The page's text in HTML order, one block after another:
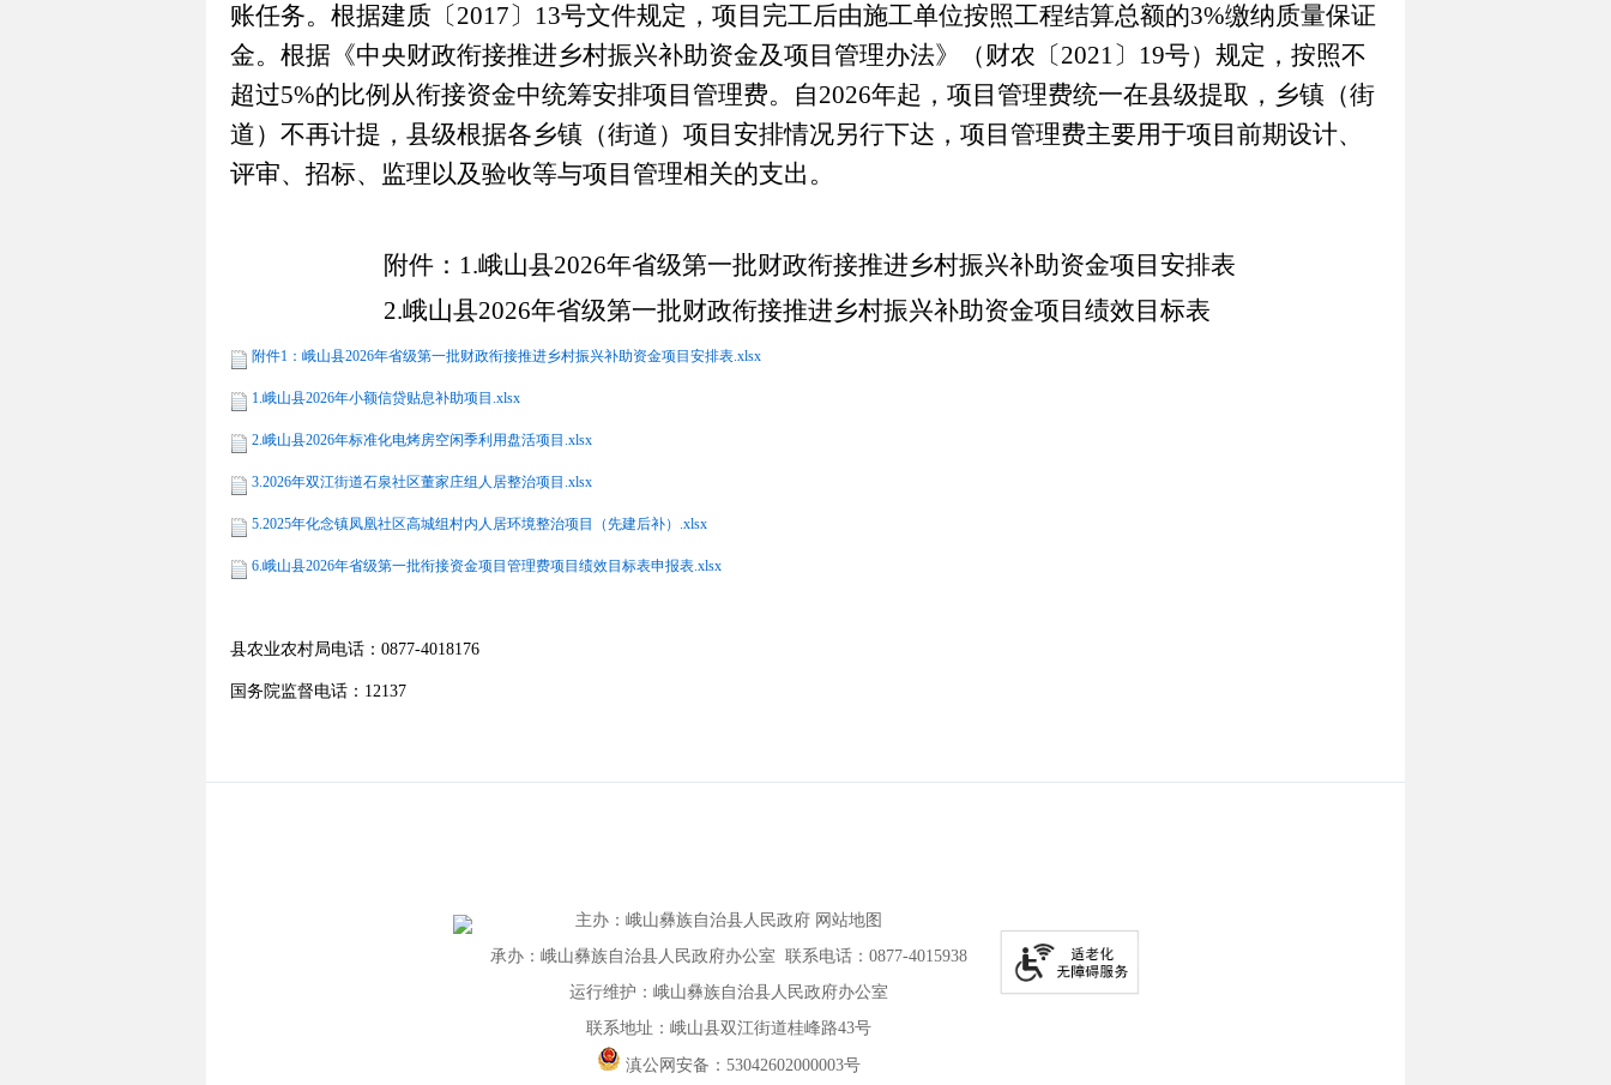
账任务。根据建质〔2017〕 13号文件规定，项目完工后由施工单位按照工程结算总额的3%缴纳质量保证
金。根据《中央财政衔接推进乡村振兴补助资金及项目管理办法》（ 财农 〔2021〕 19号）规定，按照不
超过5%的比例从衔接资金中统筹安排项目管理费。 自2026年起， 项目管理费统一在县级提取，乡镇（街
道）不再计提，县级根据各乡镇（街道）项目安排情况另行下达，项目管理费主要用于项目前期设计、
评审、招标、监理以及验收等与项目管理相关的支出。
附件 ： 1.峨山县2026年省级第一批财政衔接推进乡村振兴补助资金项目安排表
2.峨山县2026年省级第一批财政衔接推进乡村振兴补助资金项目绩效目标表
附件1：峨山县2026年省级第一批财政衔接推进乡村振兴补助资金项目安排表.xlsx
1.峨山县2026年小额信贷贴息补助项目.xlsx
2.峨山县2026年标准化电烤房空闲季利用盘活项目.xlsx
3.2026年双江街道石泉社区董家庄组人居整治项目.xlsx
5.2025年化念镇凤凰社区高城组村内人居环境整治项目（先建后补）.xlsx
6.峨山县2026年省级第一批衔接资金项目管理费项目绩效目标表申报表.xlsx
县农业农村局电话：0877-4018176
国务院监督电话：12137
主办： 峨山彝族自治县人民政府 网站地图
承办：峨山彝族自治县人民政府办公室 联系电话：0877-4015938
运行维护：峨山彝族自治县人民政府办公室
联系地址：峨山县双江街道桂峰路43号
滇公网安备： 53042602000003号